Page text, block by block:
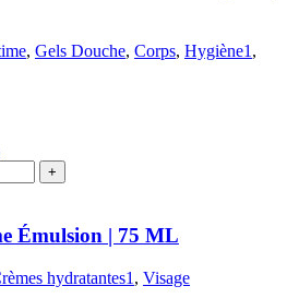
, Gels Douche, Corps, Hygiène1 ,
د.م.219.50.
Émulsion | 75 ML
hydratantes1 , Visage